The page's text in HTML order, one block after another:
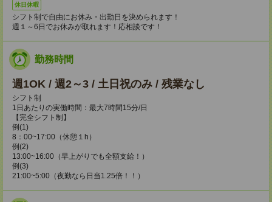
休日休暇
シフト制で自由にお休み・出勤日を決められます！
週１～6日でお休みが取れます！応相談です！
勤務時間
週1OK / 週2～3 / 土日祝のみ / 残業なし
シフト制
1日あたりの実働時間：最大7時間15分/日
【完全シフト制】
例(1)
8：00~17:00（休憩１h）
例(2)
13:00~16:00（早上がりでも全額支給！）
例(3)
21:00~5:00（夜勤なら日当1.25倍！！）